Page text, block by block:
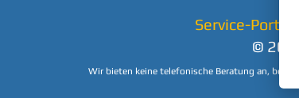
Service-Portal
©
Wir bieten keine telefonische Beratung an,